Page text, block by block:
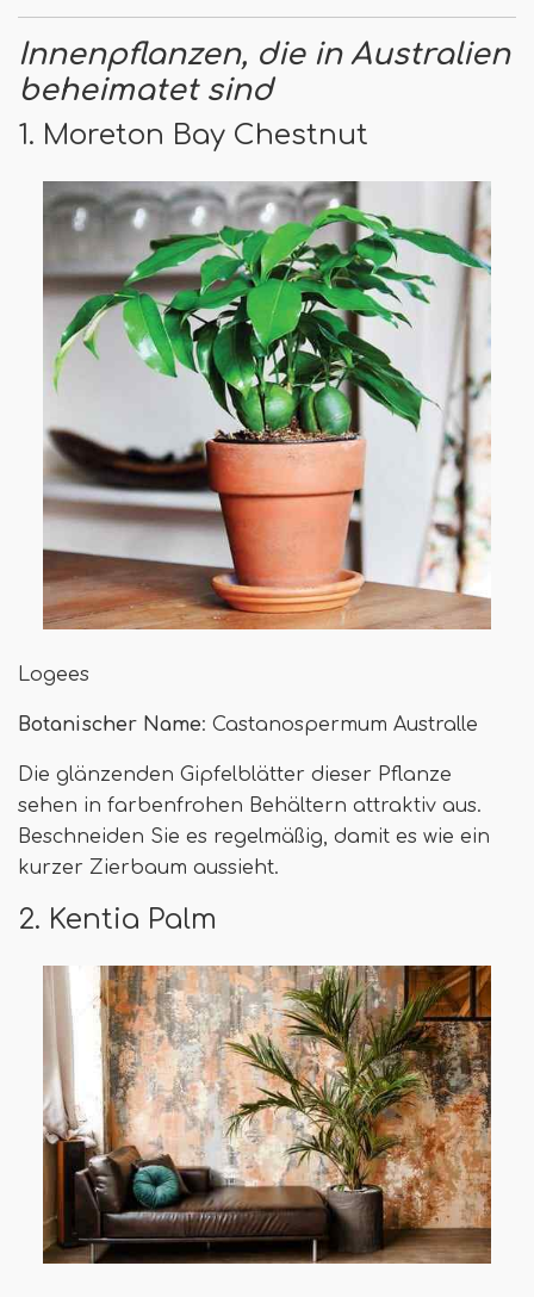
Innenpflanzen, die in Australien
beheimatet sind
1. Moreton Bay Chestnut
Logees
Botanischer Name: Castanospermum Australle
Die glänzenden Gipfelblätter dieser Pflanze
sehen in farbenfrohen Behältern attraktiv aus.
Beschneiden Sie es regelmäßig, damit es wie ein
kurzer Zierbaum aussieht.
2. Kentia Palm